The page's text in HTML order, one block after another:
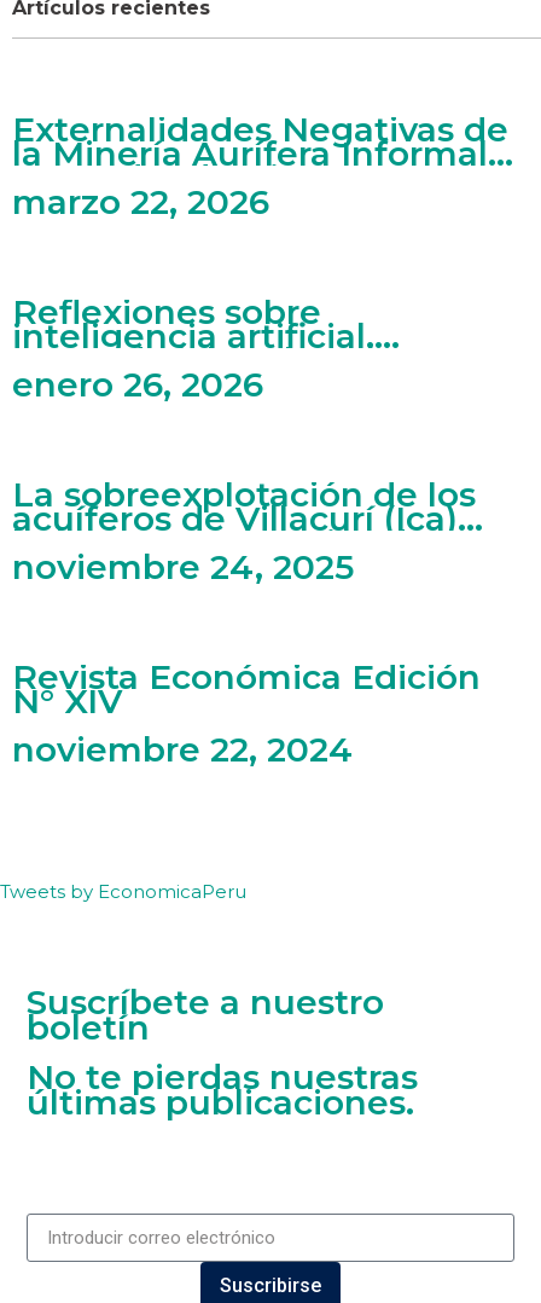
Artículos recientes
Externalidades Negativas de
la Minería Aurífera Informal
en Madre de Dios
marzo 22, 2026
Reflexiones sobre
inteligencia artificial,
mercado laboral y artes
enero 26, 2026
La sobreexplotación de los
acuíferos de Villacurí (Ica)
bajo una perspectiva de
economía ecológica
noviembre 24, 2025
Revista Económica Edición
N° XIV
noviembre 22, 2024
Tweets by EconomicaPeru
Suscríbete a nuestro
boletín
No te pierdas nuestras
últimas publicaciones.
Suscribirse